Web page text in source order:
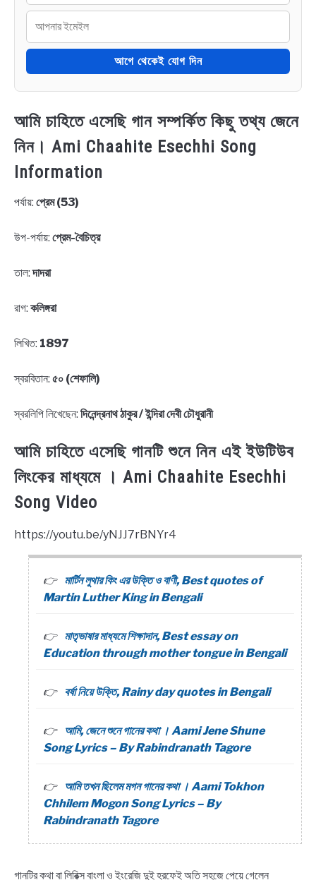
আগে থেকেই যোগ দিন
আমি চাহিতে এসেছি গান সম্পর্কিত কিছু তথ্য জেনে
নিন। Ami Chaahite Esechhi Song
Information
পর্যায়: প্রেম (53)
উপ-পর্যায়: প্রেম-বৈচিত্র
তাল:দাদরা
রাগ: কলিঙ্গরা
লিখিত: 1897
স্বরবিতান: ৫০ (শেফালি)
স্বরলিপি লিখেছেন: দিনেন্দ্রনাথ ঠাকুর / ইন্দিরা দেবী চৌধুরানী
আমি চাহিতে এসেছি গানটি শুনে নিন এই ইউটিউব
লিংকের মাধ্যমে । Ami Chaahite Esechhi
Song Video
https://youtu.be/yNJJ7rBNYr4
মার্টিন লুথার কিং এর উক্তি ও বাণী, Best quotes of
Martin Luther King in Bengali
মাতৃভাষার মাধ্যমে শিক্ষাদান, Best essay on
Education through mother tongue in Bengali
বর্ষা নিয়ে উক্তি, Rainy day quotes in Bengali
আমি, জেনে শুনে গানের কথা । Aami Jene Shune
Song Lyrics – By Rabindranath Tagore
আমি তখন ছিলেম মগন গানের কথা । Aami Tokhon
Chhilem Mogon Song Lyrics – By
Rabindranath Tagore
গানটির কথা বা লিরিক্স বাংলা ও ইংরেজি দুই হরফেই অতি সহজে পেয়ে গেলেন